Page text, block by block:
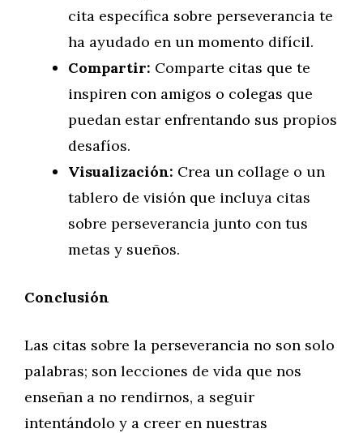
cita específica sobre perseverancia te
ha ayudado en un momento difícil.
Compartir: Comparte citas que te
inspiren con amigos o colegas que
puedan estar enfrentando sus propios
desafíos.
Visualización: Crea un collage o un
tablero de visión que incluya citas
sobre perseverancia junto con tus
metas y sueños.
Conclusión
Las citas sobre la perseverancia no son solo
palabras; son lecciones de vida que nos
enseñan a no rendirnos, a seguir
intentándolo y a creer en nuestras